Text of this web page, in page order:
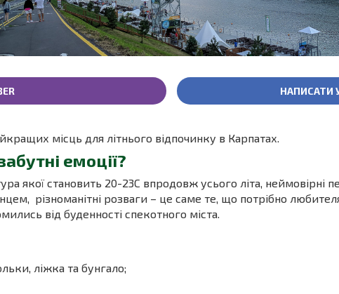
НАПИСАТИ У
місць для літнього відпочинку в Карпатах.
емоції?
якої становить 20-23С впродовж усього літа, неймовірні
різноманітні розваги – це саме те, що потрібно
від буденності спекотного міста.
ліжка та бунгало;